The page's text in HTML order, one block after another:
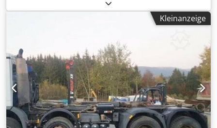
Baujahr:1999, Bauhöhe:150.000 mm, Fahrzeugstandort:
Bovenden, Aufbau: mechanische Verlängerung für Kran
Bj. 7/1999 LxB = 2.800x300 mm ZUBEHÖRANGABEN OHNE
GEWÄHR, Änderungen, Zwischenverkauf und Irrtümer
vorbehalten! - . Crsdpfx Asi Rnbxol Sjf
Kleinanzeige